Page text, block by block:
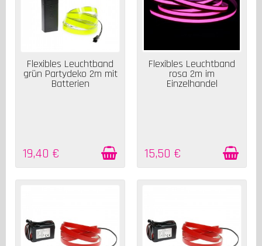
AUF LAGER
Flexibles Leuchtband
grün Partydeko 2m mit
Batterien
19,40 €
AUF LAGER
Flexibles Leuchtband
rosa 2m im
Einzelhandel
15,50 €